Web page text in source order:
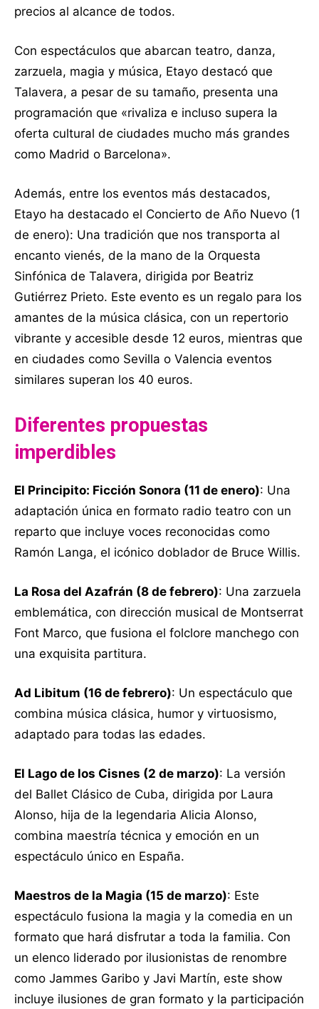
precios al alcance de todos.
Con espectáculos que abarcan teatro, danza,
zarzuela, magia y música, Etayo destacó que
Talavera, a pesar de su tamaño, presenta una
programación que «rivaliza e incluso supera la
oferta cultural de ciudades mucho más grandes
como Madrid o Barcelona».
Además, entre los eventos más destacados,
Etayo ha destacado el Concierto de Año Nuevo (1
de enero): Una tradición que nos transporta al
encanto vienés, de la mano de la Orquesta
Sinfónica de Talavera, dirigida por Beatriz
Gutiérrez Prieto. Este evento es un regalo para los
amantes de la música clásica, con un repertorio
vibrante y accesible desde 12 euros, mientras que
en ciudades como Sevilla o Valencia eventos
similares superan los 40 euros.
Diferentes propuestas
imperdibles
El Principito: Ficción Sonora (11 de enero): Una
adaptación única en formato radio teatro con un
reparto que incluye voces reconocidas como
Ramón Langa, el icónico doblador de Bruce Willis.
La Rosa del Azafrán (8 de febrero): Una zarzuela
emblemática, con dirección musical de Montserrat
Font Marco, que fusiona el folclore manchego con
una exquisita partitura.
Ad Libitum (16 de febrero): Un espectáculo que
combina música clásica, humor y virtuosismo,
adaptado para todas las edades.
El Lago de los Cisnes (2 de marzo): La versión
del Ballet Clásico de Cuba, dirigida por Laura
Alonso, hija de la legendaria Alicia Alonso,
combina maestría técnica y emoción en un
espectáculo único en España.
Maestros de la Magia (15 de marzo): Este
espectáculo fusiona la magia y la comedia en un
formato que hará disfrutar a toda la familia. Con
un elenco liderado por ilusionistas de renombre
como Jammes Garibo y Javi Martín, este show
incluye ilusiones de gran formato y la participación